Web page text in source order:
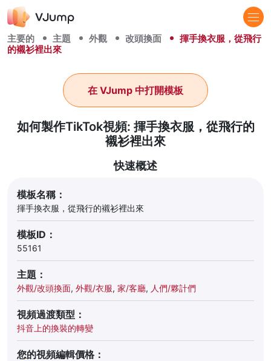
主要的 主題 外觀 改頭換面
揮手換衣服，從飛行
的襯衫裡出來
如何製作TikTok視頻: 揮手換衣服，從飛行的
襯衫裡出來
在 VJump 中打開模板
快速概述
模板名稱：
揮手換衣服，從飛行的襯衫裡出來
模板ID：
55161
主題：
外觀/改頭換面, 外觀/衣服, 家/客廳, 人們/夥計們
視頻過渡類型：
抖音上的換裝的轉變
您的視頻編輯價格：